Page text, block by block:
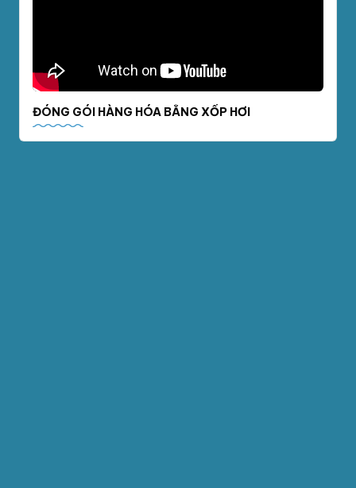
ĐÓNG GÓI HÀNG HÓA BẰNG XỐP HƠI